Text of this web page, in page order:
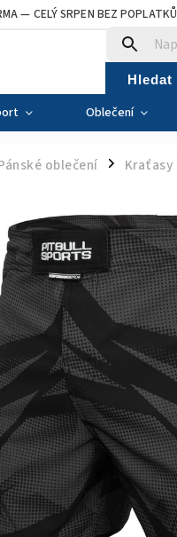
— CELÝ SRPEN BEZ POPLATKŮ
Hledat
Oblečení
oblečení / Kraťasy